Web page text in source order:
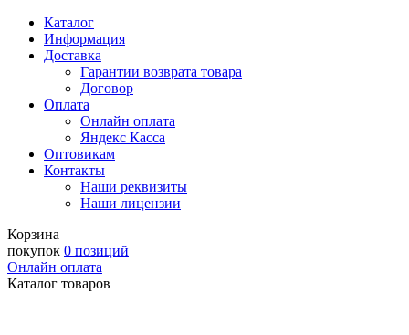
Каталог
Информация
Доставка
Гарантии возврата товара
Договор
Оплата
Онлайн оплата
Яндекс Касса
Оптовикам
Контакты
Наши реквизиты
Наши лицензии
Корзина
покупок 0 позиций
Онлайн оплата
Каталог товаров